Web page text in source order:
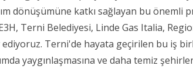
dönüşümüne katkı sağlayan bu önemli
Terni Belediyesi, Linde Gas Italia,
Terni'de hayata geçirilen bu iş
yaygınlaşmasına ve daha temiz